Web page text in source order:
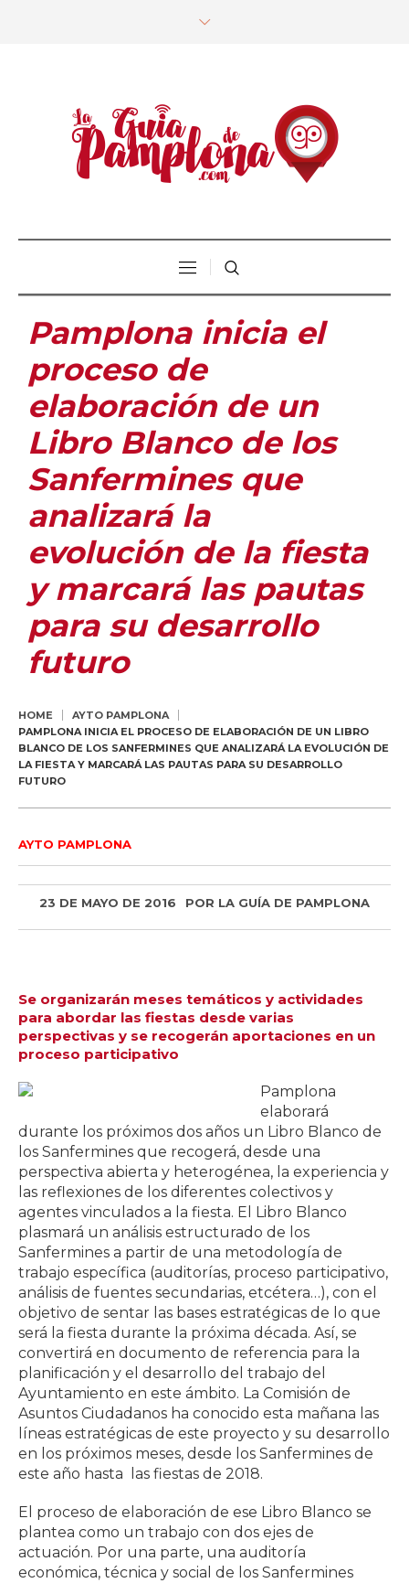
Pamplona inicia el
proceso de
elaboración de un
Libro Blanco de los
Sanfermines que
analizará la
evolución de la fiesta
y marcará las pautas
para su desarrollo
futuro
HOME
AYTO PAMPLONA
PAMPLONA INICIA EL PROCESO DE ELABORACIÓN DE UN LIBRO
BLANCO DE LOS SANFERMINES QUE ANALIZARÁ LA EVOLUCIÓN DE
LA FIESTA Y MARCARÁ LAS PAUTAS PARA SU DESARROLLO
FUTURO
AYTO PAMPLONA
23 DE MAYO DE 2016 POR LA GUÍA DE PAMPLONA
Se organizarán meses temáticos y actividades
para abordar las fiestas desde varias
perspectivas y se recogerán aportaciones en un
proceso participativo
Pamplona
elaborará
durante los próximos dos años un Libro Blanco de
los Sanfermines que recogerá, desde una
perspectiva abierta y heterogénea, la experiencia y
las reflexiones de los diferentes colectivos y
agentes vinculados a la fiesta. El Libro Blanco
plasmará un análisis estructurado de los
Sanfermines a partir de una metodología de
trabajo específica (auditorías, proceso participativo,
análisis de fuentes secundarias, etcétera…), con el
objetivo de sentar las bases estratégicas de lo que
será la fiesta durante la próxima década. Así, se
convertirá en documento de referencia para la
planificación y el desarrollo del trabajo del
Ayuntamiento en este ámbito. La Comisión de
Asuntos Ciudadanos ha conocido esta mañana las
líneas estratégicas de este proyecto y su desarrollo
en los próximos meses, desde los Sanfermines de
este año hasta las fiestas de 2018.
El proceso de elaboración de ese Libro Blanco se
plantea como un trabajo con dos ejes de
actuación. Por una parte, una auditoría
económica, técnica y social de los Sanfermines